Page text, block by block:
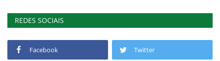
REDES SOCIAIS
Facebook Twitter